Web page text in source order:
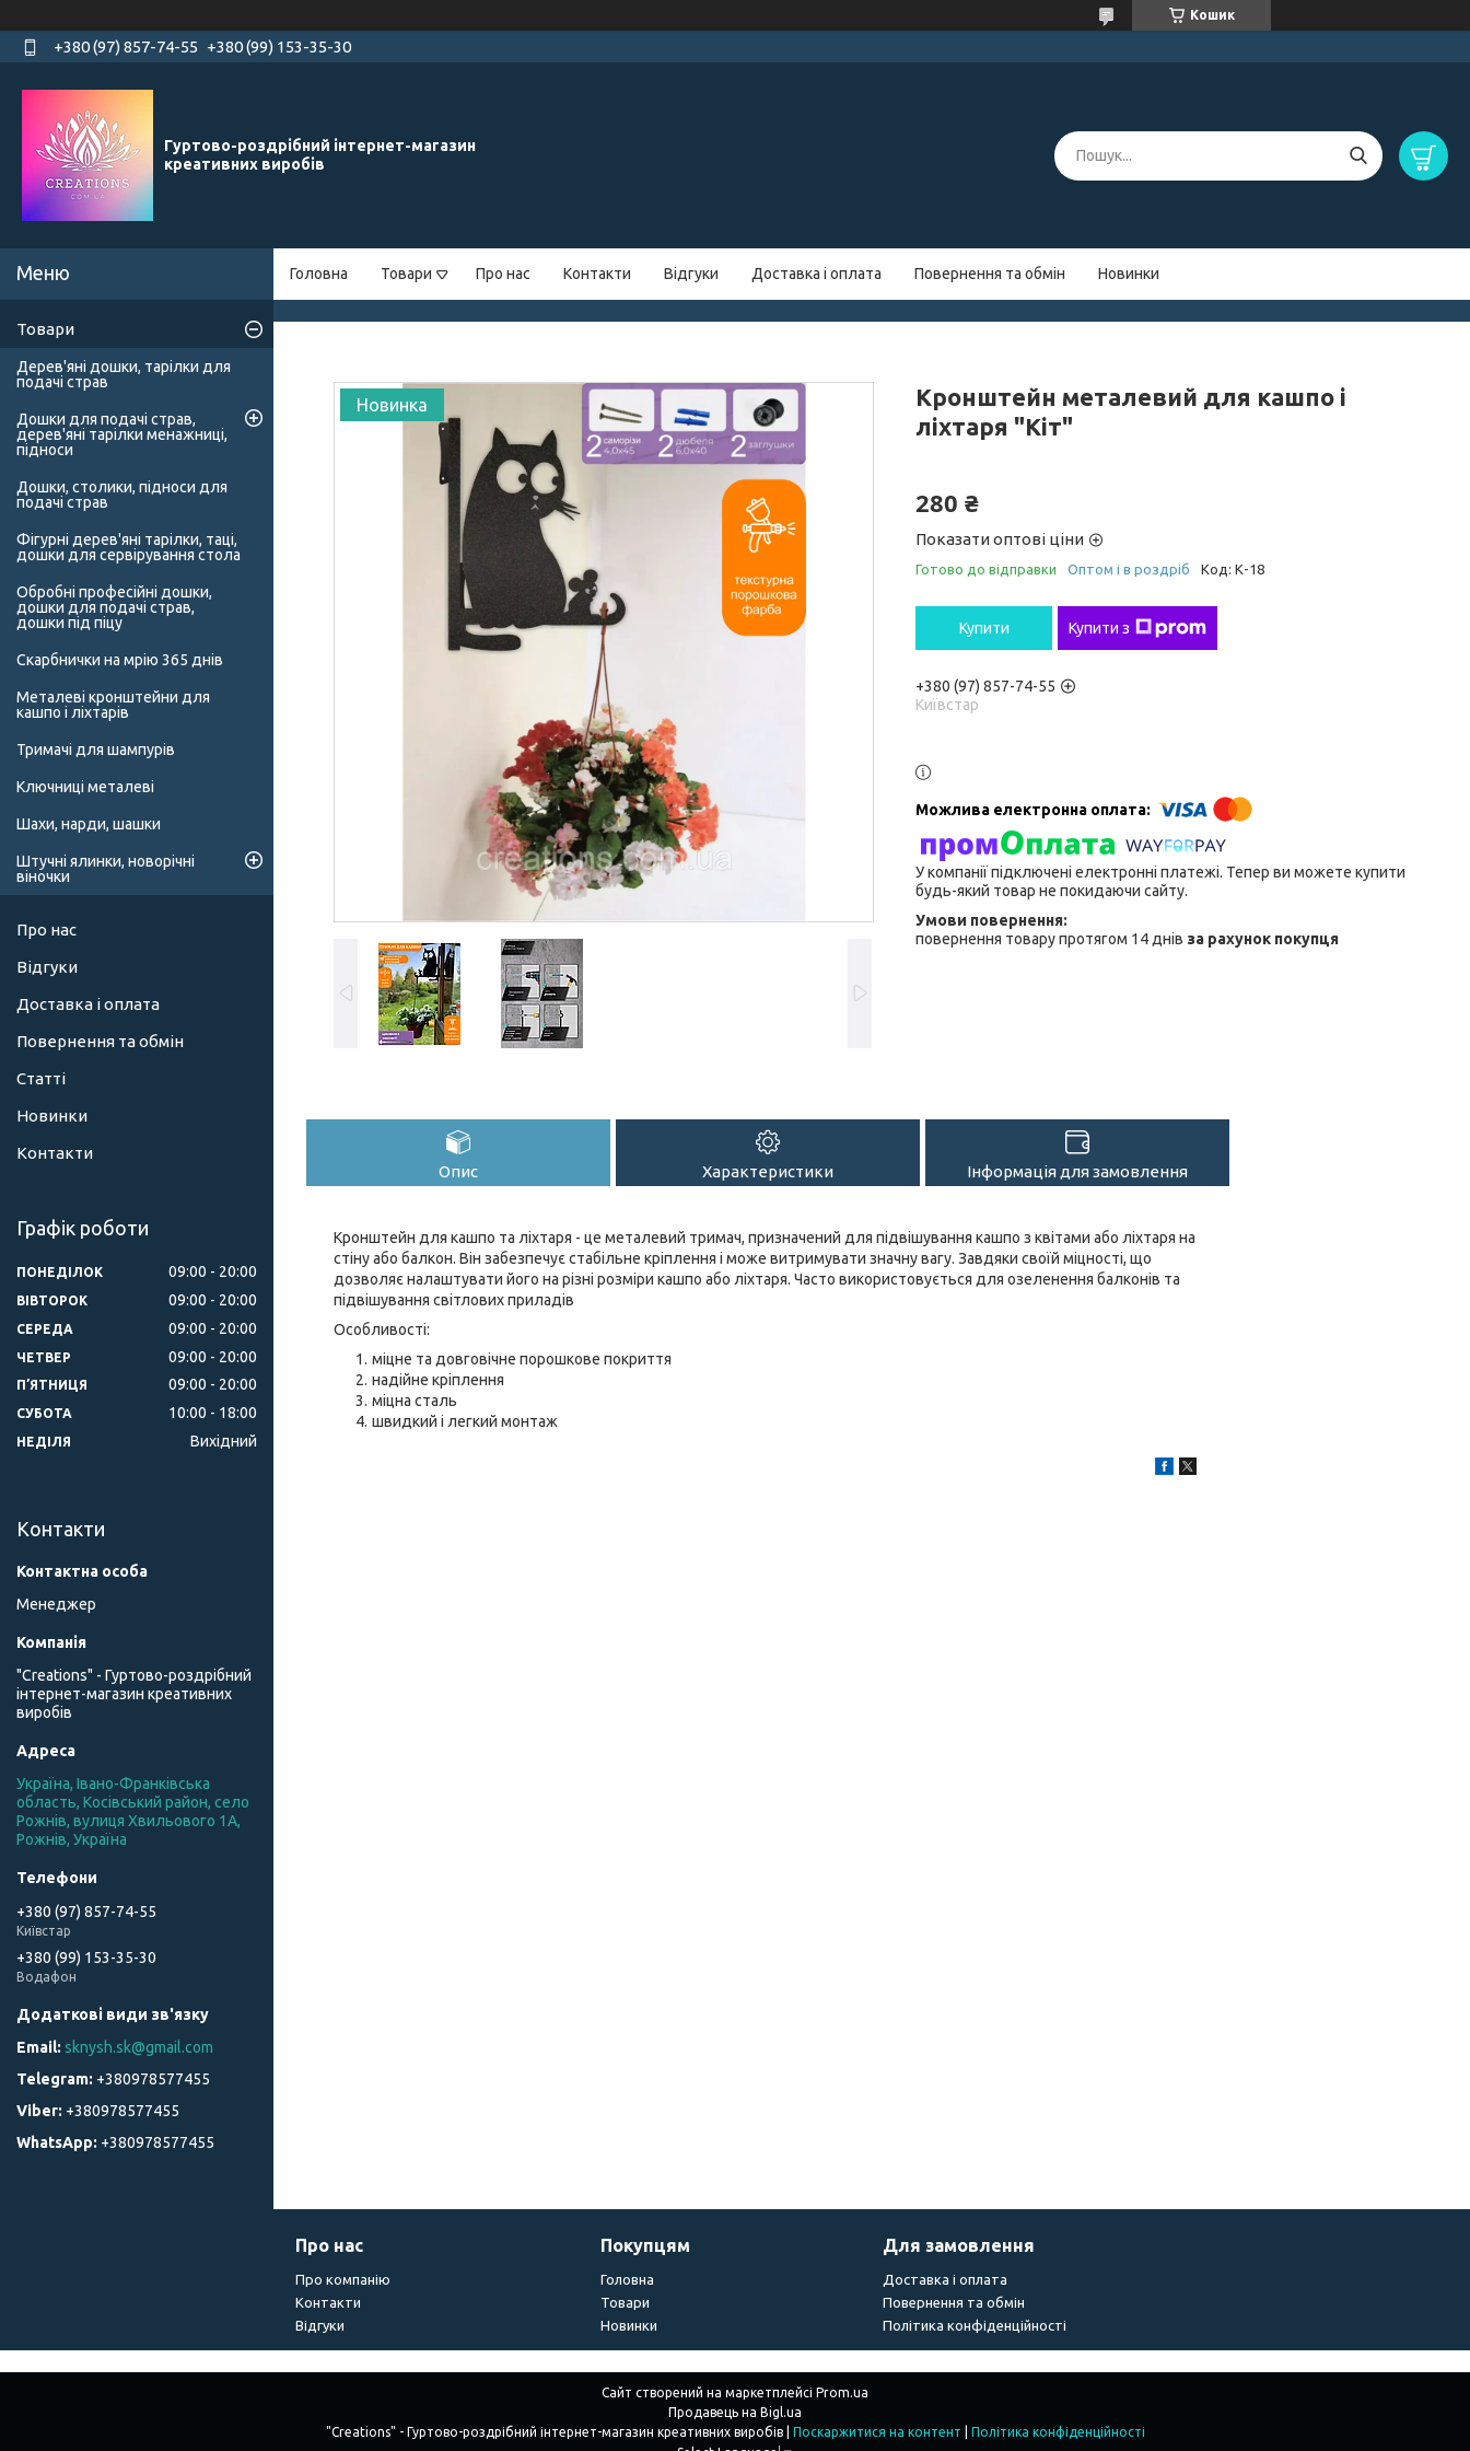
Кошик
+380 (97) 857-74-55 +380 (99) 153-35-30
Гуртово-роздрібний інтернет-магазин
креативних виробів
Головна Товари Про нас Контакти Відгуки Доставка і оплата Повернення та обмін Новинки
Новинка
Кронштейн металевий для кашпо і
ліхтаря "Кіт"
280 ₴
Показати оптові ціни
Готово до відправки Оптом і в роздріб Код: К-18
Купити Купити з
+380 (97) 857-74-55
Київстар
У компанії підключені електронні платежі. Тепер ви можете купити
будь-який товар не покидаючи сайту.
повернення товару протягом 14 днів за рахунок покупця
Опис Характеристики Інформація для замовлення
Кронштейн для кашпо та ліхтаря - це металевий тримач, призначений для підвішування кашпо з квітами або ліхтаря на
стіну або балкон. Він забезпечує стабільне кріплення і може витримувати значну вагу. Завдяки своїй міцності, що
дозволяє налаштувати його на різні розміри кашпо або ліхтаря. Часто використовується для озеленення балконів та
підвішування світлових приладів
Особливості:
міцне та довговічне порошкове покриття
надійне кріплення
міцна сталь
швидкий і легкий монтаж
Товари
Дерев'яні дошки, тарілки для
подачі страв
Дошки для подачі страв,
дерев'яні тарілки менажниці,
підноси
Дошки, столики, підноси для
подачі страв
Фігурні дерев'яні тарілки, таці,
дошки для сервірування стола
Обробні професійні дошки,
дошки для подачі страв,
дошки під піцу
Скарбнички на мрію 365 днів
Металеві кронштейни для
кашпо і ліхтарів
Тримачі для шампурів
Ключниці металеві
Шахи, нарди, шашки
Штучні ялинки, новорічні
віночки
Про нас
Відгуки
Доставка і оплата
Повернення та обмін
Статті
Новинки
Контакти
Графік роботи
ПОНЕДІЛОК 09:00 20:00
ВІВТОРОК 09:00 20:00
СЕРЕДА 09:00 20:00
ЧЕТВЕР 09:00 20:00
ПʼЯТНИЦЯ 09:00 20:00
СУБОТА 10:00 18:00
НЕДІЛЯ Вихідний
Контакти
Менеджер
"Creations" - Гуртово-роздрібний
інтернет-магазин креативних
виробів
Україна, Івано-Франківська
область, Косівський район, село
Рожнів, вулиця Хвильового 1А,
Рожнів, Україна
+380 (97) 857-74-55
Київстар
+380 (99) 153-35-30
Водафон
sknysh.sk@gmail.com
+380978577455
+380978577455
+380978577455
Про нас
Про компанію
Контакти
Відгуки
Покупцям
Головна
Товари
Новинки
Для замовлення
Доставка і оплата
Повернення та обмін
Політика конфіденційності
Сайт створений на маркетплейсі Prom.ua
Продавець на Bigl.ua
Поскаржитися на контент
Політика конфіденційності